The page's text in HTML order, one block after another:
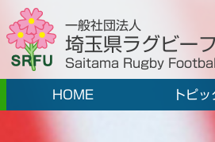
一般社団法人
埼玉県ラグビー
Saitama Rugby
HOME トピッ